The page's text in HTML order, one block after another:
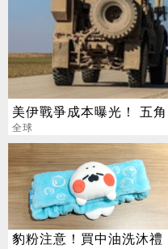
美伊戰爭成本曝光！ 五
全球
豹粉注意！買中油洗沐禮